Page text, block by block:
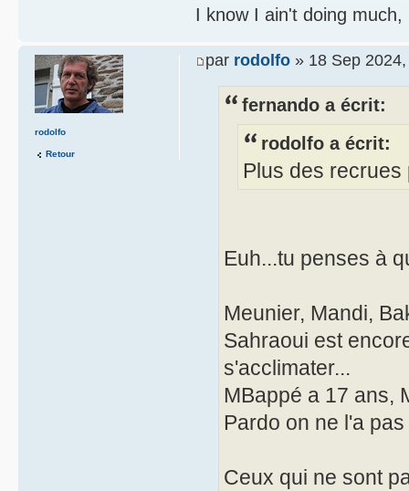
I know I ain't doing
par rodolfo » 18 Sep
fernando a écrit:
rodolfo a écrit:
Plus des
Euh...tu penses à
Meunier, Mandi,
Sahraoui est
s'acclimater...
MBappé a 17 ans,
Pardo on ne l'a
Ceux qui ne sont
rodolfo
Retour